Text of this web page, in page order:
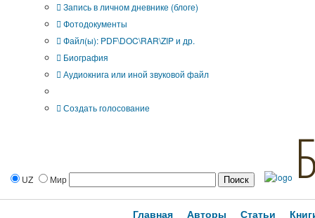
Запись в личном дневнике (блоге)
Фотодокументы
Файл(ы): PDF\DOC\RAR\ZIP и др.
Биография
Аудиокнига или иной звуковой файл
Создать голосование
UZ Мир
Главная Авторы Статьи